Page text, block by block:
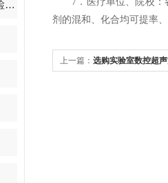
电火花检测仪、埋地管线检测仪
剂的混和、化合均可提率
上一篇： 选购实验室数控超